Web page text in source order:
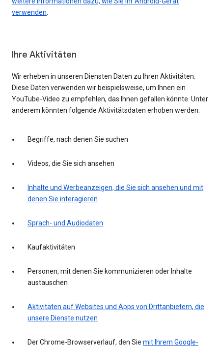
verwenden.
Ihre Aktivitäten
Wir erheben in unseren Diensten Daten zu Ihren Aktivitäten.
Diese Daten verwenden wir beispielsweise, um Ihnen ein
YouTube-Video zu empfehlen, das Ihnen gefallen könnte. Unter
anderem könnten folgende Aktivitätsdaten erhoben werden:
Begriffe, nach denen Sie suchen
Videos, die Sie sich ansehen
Inhalte und Werbeanzeigen, die Sie sich ansehen und mit
denen Sie interagieren
Sprach- und Audiodaten
Kaufaktivitäten
Personen, mit denen Sie kommunizieren oder Inhalte
austauschen
Aktivitäten auf Websites und Apps von Drittanbietern, die
unsere Dienste nutzen
Der Chrome-Browserverlauf, den Sie mit Ihrem Google-